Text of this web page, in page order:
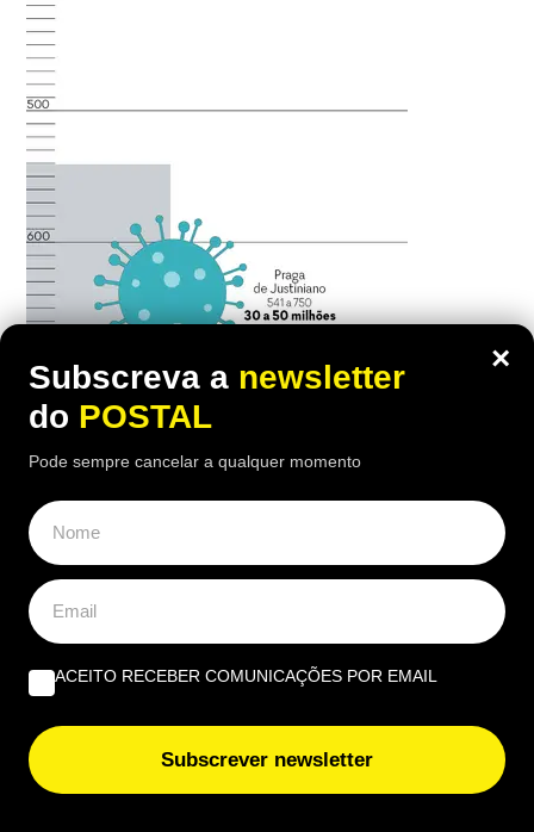
×
Subscreva a newsletter
do POSTAL
Pode sempre cancelar a qualquer momento
ACEITO RECEBER COMUNICAÇÕES POR EMAIL
Subscrever newsletter